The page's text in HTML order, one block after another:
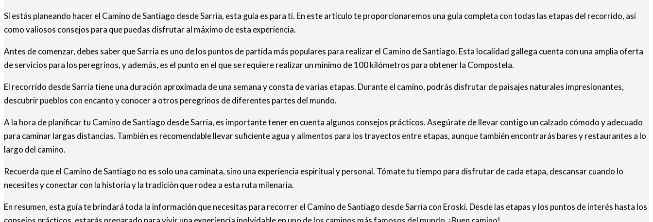
Si estás planeando hacer el Camino de Santiago desde Sarria, esta guía es para ti. En este artículo te proporcionaremos una guía completa con todas las etapas del recorrido, así
como valiosos consejos para que puedas disfrutar al máximo de esta experiencia.
Antes de comenzar, debes saber que Sarria es uno de los puntos de partida más populares para realizar el Camino de Santiago. Esta localidad gallega cuenta con una amplia oferta
de servicios para los peregrinos, y además, es el punto en el que se requiere realizar un mínimo de 100 kilómetros para obtener la Compostela.
El recorrido desde Sarria tiene una duración aproximada de una semana y consta de varias etapas. Durante el camino, podrás disfrutar de paisajes naturales impresionantes,
descubrir pueblos con encanto y conocer a otros peregrinos de diferentes partes del mundo.
A la hora de planificar tu Camino de Santiago desde Sarria, es importante tener en cuenta algunos consejos prácticos. Asegúrate de llevar contigo un calzado cómodo y adecuado
para caminar largas distancias. También es recomendable llevar suficiente agua y alimentos para los trayectos entre etapas, aunque también encontrarás bares y restaurantes a lo
largo del camino.
Recuerda que el Camino de Santiago no es solo una caminata, sino una experiencia espiritual y personal. Tómate tu tiempo para disfrutar de cada etapa, descansar cuando lo
necesites y conectar con la historia y la tradición que rodea a esta ruta milenaria.
En resumen, esta guía te brindará toda la información que necesitas para recorrer el Camino de Santiago desde Sarria con Eroski. Desde las etapas y los puntos de interés hasta los